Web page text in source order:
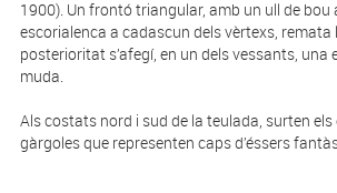
1900). Un frontó trian­gular, amb un ull de bou
escorialenca a cadascun dels vèrtexs, remata
posterioritat s’afegí, en un dels vessants, una
muda.
Als costats nord i sud de la teulada, surten els
gàrgoles que representen caps d’éssers